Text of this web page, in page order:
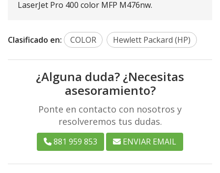
LaserJet Pro 400 color MFP M476nw.
Clasificado en: COLOR Hewlett Packard (HP)
¿Alguna duda? ¿Necesitas
asesoramiento?
Ponte en contacto con nosotros y
resolveremos tus dudas.
881 959 853 ENVIAR EMAIL